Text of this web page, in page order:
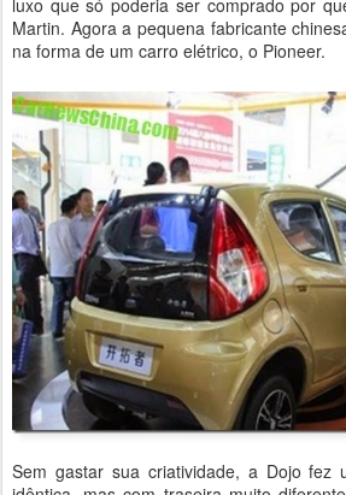
luxo que só poderia ser comprado por
Martin. Agora a pequena fabricante
na forma de um carro elétrico, o Pioneer.
Sem gastar sua criatividade, a Dojo fez